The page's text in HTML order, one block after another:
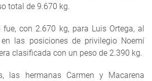
total de 9.670 kg.
fue, con 2.670 kg, para Luis Ortega, al
las posiciones de privilegio Noemí
clasificada con un peso de 2.390 kg.
las hermanas Carmen y Macarena